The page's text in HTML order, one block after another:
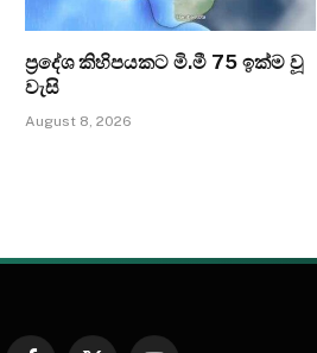
ප්‍රදේශ කිහිපයකට මි.මී 75 ඉක්ම වූ
වැසි
August 8, 2026